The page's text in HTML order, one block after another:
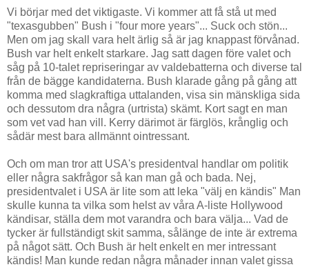
Vi börjar med det viktigaste. Vi kommer att få stå ut med
"texasgubben" Bush i "four more years"... Suck och stön...
Men om jag skall vara helt ärlig så är jag knappast förvånad.
Bush var helt enkelt starkare. Jag satt dagen före valet och
såg på 10-talet repriseringar av valdebatterna och diverse tal
från de bägge kandidaterna. Bush klarade gång på gång att
komma med slagkraftiga uttalanden, visa sin mänskliga sida
och dessutom dra några (urtrista) skämt. Kort sagt en man
som vet vad han vill. Kerry därimot är färglös, krånglig och
sådär mest bara allmännt ointressant.
Och om man tror att USA's presidentval handlar om politik
eller några sakfrågor så kan man gå och bada. Nej,
presidentvalet i USA är lite som att leka "välj en kändis" Man
skulle kunna ta vilka som helst av våra A-liste Hollywood
kändisar, ställa dem mot varandra och bara välja... Vad de
tycker är fullständigt skit samma, sålänge de inte är extrema
på något sätt. Och Bush är helt enkelt en mer intressant
kändis! Man kunde redan några månader innan valet gissa